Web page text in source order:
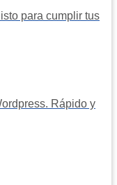
para cumplir tus
Rápido y